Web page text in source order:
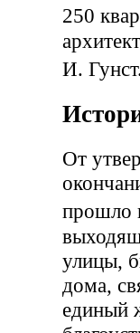
250
И.
От
прошло
улицы,
дома,
единый